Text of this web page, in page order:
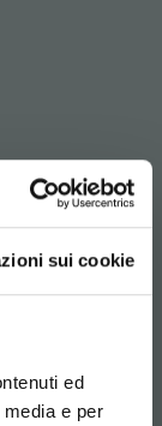
sui cookie
ed
e per